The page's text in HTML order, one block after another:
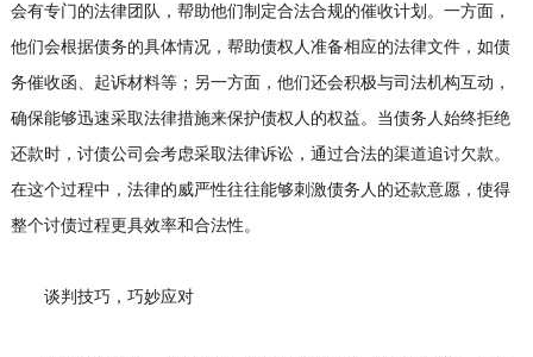
会有专门的法律团队，帮助他们制定合法合规的催收计划。一方面，
他们会根据债务的具体情况，帮助债权人准备相应的法律文件，如债
务催收函、起诉材料等；另一方面，他们还会积极与司法机构互动，
确保能够迅速采取法律措施来保护债权人的权益。当债务人始终拒绝
还款时，讨债公司会考虑采取法律诉讼，通过合法的渠道追讨欠款。
在这个过程中，法律的威严性往往能够刺激债务人的还款意愿，使得
整个讨债过程更具效率和合法性。
谈判技巧，巧妙应对